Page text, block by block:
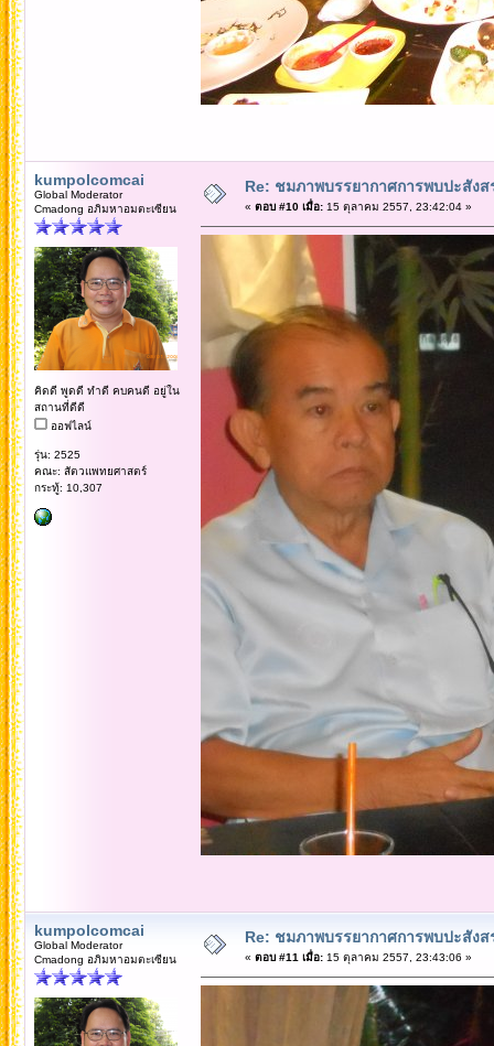
kumpolcomcai
Global Moderator
Cmadong อภิมหาอมตะเซียน
คิดดี พูดดี ทำดี คบคนดี อยู่ใน
สถานที่ดีดี
ออฟไลน์
รุ่น: 2525
คณะ: สัตวแพทยศาสตร์
กระทู้: 10,307
Re: ชมภาพบรรยากาศการพบปะสัง
« ตอบ #10 เมื่อ:15 ตุลาคม 2557, 23:42:04 »
kumpolcomcai
Global Moderator
Cmadong อภิมหาอมตะเซียน
Re: ชมภาพบรรยากาศการพบปะสัง
« ตอบ #11 เมื่อ:15 ตุลาคม 2557, 23:43:06 »